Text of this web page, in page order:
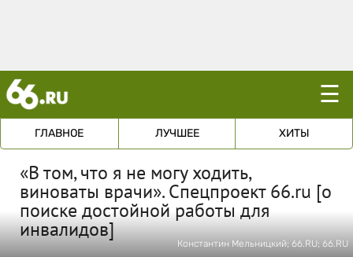
☰
ГЛАВНОЕ ЛУЧШЕЕ ХИТЫ
«В том, что я не могу ходить,
виноваты врачи». Спецпроект 66.ru [о
поиске достойной работы для
инвалидов]
Константин Мельницкий; 66.RU; 66.RU